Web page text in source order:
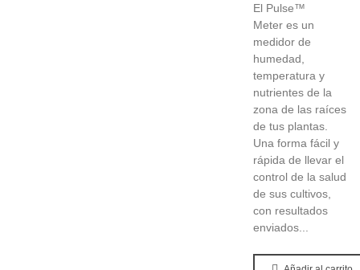
El Pulse™
Meter es un
medidor de
humedad,
temperatura y
nutrientes de la
zona de las raíces
de tus plantas.
Una forma fácil y
rápida de llevar el
control de la salud
de sus cultivos,
con resultados
enviados...